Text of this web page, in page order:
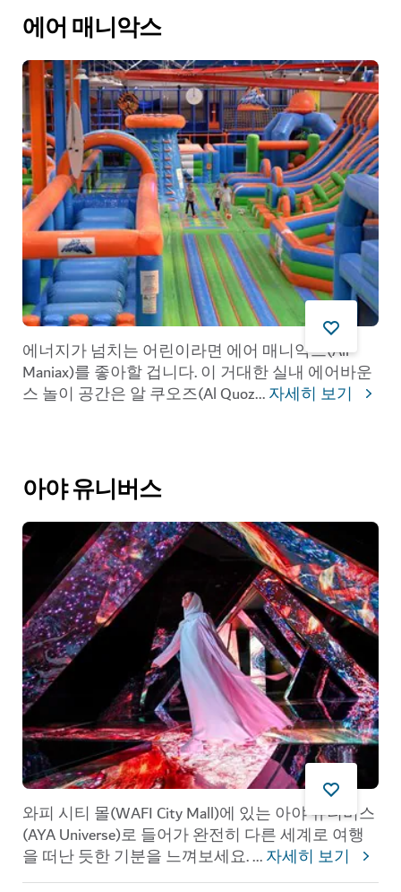
에어 매니악스
에너지가 넘치는 어린이라면 에어 매니악스(Air
Maniax)를 좋아할 겁니다. 이 거대한 실내 에어바운
스 놀이 공간은 알 쿠오즈(Al Quoz...자세히 보기
아야 유니버스
와피 시티 몰(WAFI City Mall)에 있는 아야 유니버스
(AYA Universe)로 들어가 완전히 다른 세계로 여행
을 떠난 듯한 기분을 느껴보세요....자세히 보기